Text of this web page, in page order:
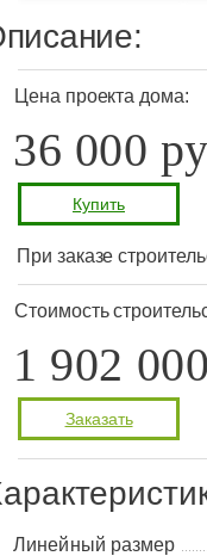
Цена проекта дома:
36 000
Купить
При заказе
Стоимость
1 902
Заказать
Линейный размер